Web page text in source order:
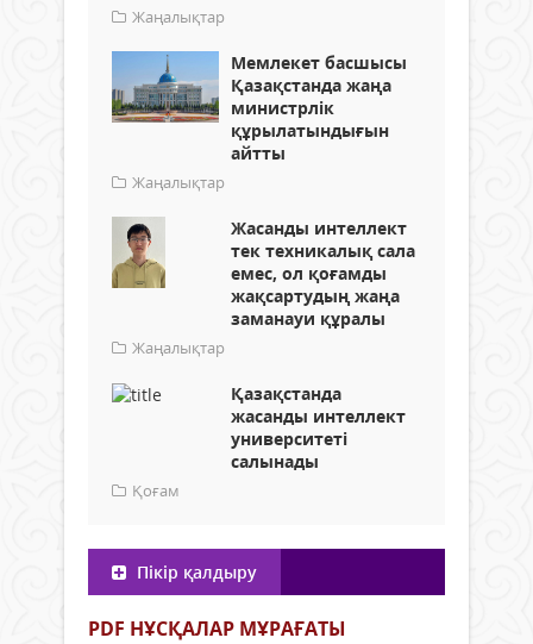
Жаңалықтар
Мемлекет басшысы
Қазақстанда жаңа
министрлік
құрылатындығын
айтты
Жаңалықтар
Жасанды интеллект
тек техникалық сала
емес, ол қоғамды
жақсартудың жаңа
заманауи құралы
Жаңалықтар
Қазақстанда
жасанды интеллект
университеті
салынады
Қоғам
Пікір қалдыру
PDF НҰСҚАЛАР МҰРАҒАТЫ